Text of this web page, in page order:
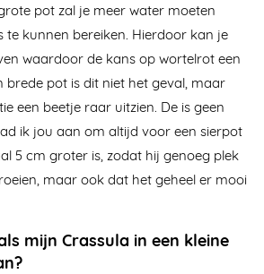
pot zal je meer water moeten
te kunnen bereiken. Hierdoor kan je
waardoor de kans op wortelrot een
brede pot is dit niet het geval, maar
een beetje raar uitzien. De is geen
ik jou aan om altijd voor een sierpot
5 cm groter is, zodat hij genoeg plek
maar ook dat het geheel er mooi
mijn Crassula in een kleine